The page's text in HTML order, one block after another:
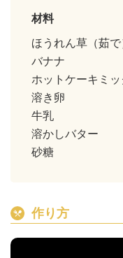
材料
ほうれん草（茹で
バナナ
ホットケーキミッ
溶き卵
牛乳
溶かしバター
砂糖
作り方